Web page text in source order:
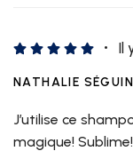
Il
NATHALIE SÉGUIN
J’utilise ce
magique!